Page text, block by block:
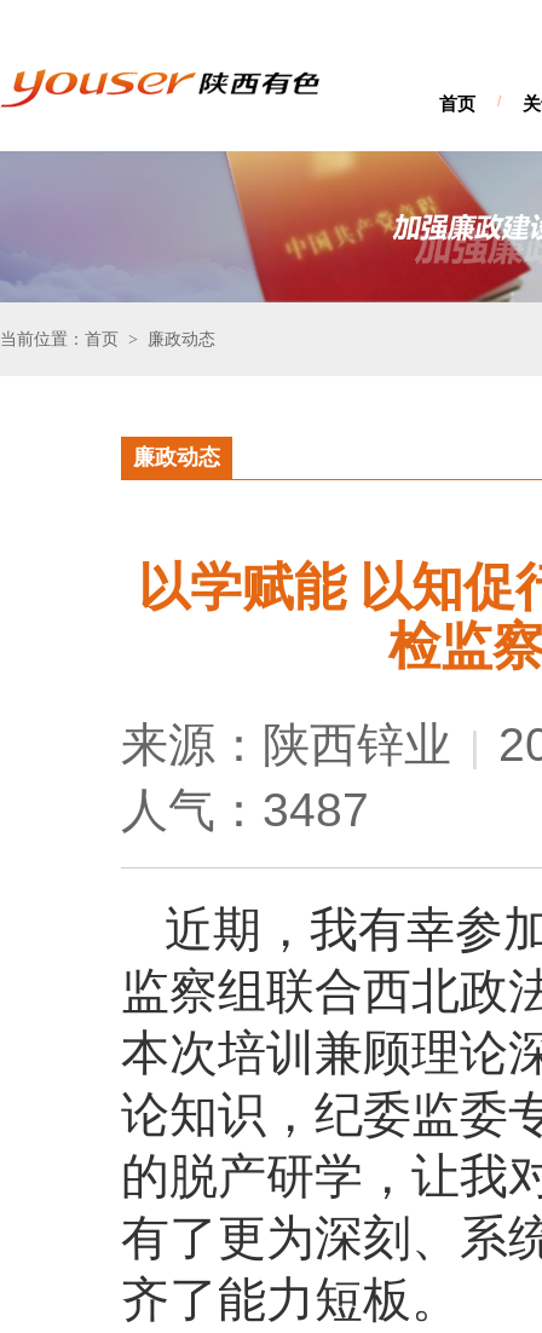
首页 /
当前位置：首页 > 廉政动态
廉政动态
以学赋能 以知促
检监
来源：陕西锌业 |
人气：3487
近期，我有幸参
监察组联合西北政
本次培训兼顾理论
论知识，纪委监委
的脱产研学，让我
有了更为深刻、系
齐了能力短板。